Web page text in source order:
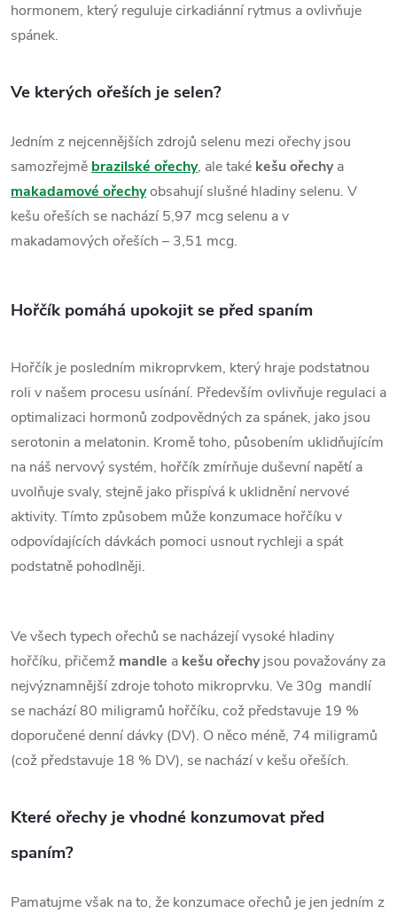
hormonem, který reguluje cirkadiánní rytmus a ovlivňuje
spánek.
Ve kterých ořeších je selen?
Jedním z nejcennějších zdrojů selenu mezi ořechy jsou
samozřejmě brazilské ořechy, ale také kešu ořechya
makadamové ořechyobsahují slušné hladiny selenu. V
kešu ořeších se nachází 5,97 mcg selenu a v
makadamových ořeších – 3,51 mcg.
Hořčík pomáhá upokojit se před spaním
Hořčík je posledním mikroprvkem, který hraje podstatnou
roli v našem procesu usínání. Především ovlivňuje regulaci a
optimalizaci hormonů zodpovědných za spánek, jako jsou
serotonin a melatonin. Kromě toho, působením uklidňujícím
na náš nervový systém, hořčík zmírňuje duševní napětí a
uvolňuje svaly, stejně jako přispívá k uklidnění nervové
aktivity. Tímto způsobem může konzumace hořčíku v
odpovídajících dávkách pomoci usnout rychleji a spát
podstatně pohodlněji.
Ve všech typech ořechů se nacházejí vysoké hladiny
hořčíku, přičemž mandle a kešu ořechyjsou považovány za
nejvýznamnější zdroje tohoto mikroprvku. Ve 30g mandlí
se nachází 80 miligramů hořčíku, což představuje 19 %
doporučené denní dávky (DV). O něco méně, 74 miligramů
(což představuje 18 % DV), se nachází v kešu ořeších.
Které ořechy je vhodné konzumovat před
spaním?
Pamatujme však na to, že konzumace ořechů je jen jedním z